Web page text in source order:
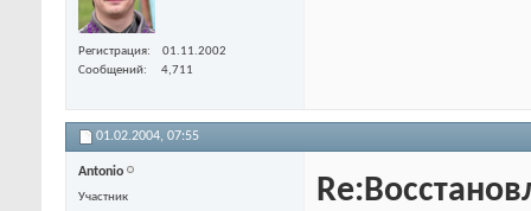
Регистрация
01.11.2002
Сообщений
4,711
01.02.2004, 07:55
Antonio
Участник